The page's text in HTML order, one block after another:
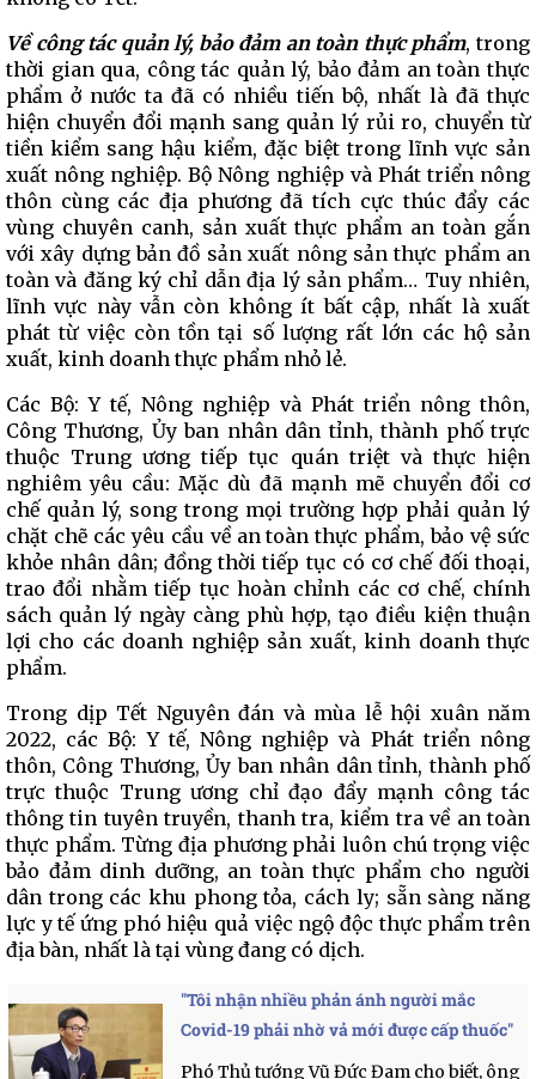
Về công tác quản lý, bảo đảm an toàn thực phẩm, trong
thời gian qua, công tác quản lý, bảo đảm an toàn thực
phẩm ở nước ta đã có nhiều tiến bộ, nhất là đã thực
hiện chuyển đổi mạnh sang quản lý rủi ro, chuyển từ
tiền kiểm sang hậu kiểm, đặc biệt trong lĩnh vực sản
xuất nông nghiệp. Bộ Nông nghiệp và Phát triển nông
thôn cùng các địa phương đã tích cực thúc đẩy các
vùng chuyên canh, sản xuất thực phẩm an toàn gắn
với xây dựng bản đồ sản xuất nông sản thực phẩm an
toàn và đăng ký chỉ dẫn địa lý sản phẩm… Tuy nhiên,
lĩnh vực này vẫn còn không ít bất cập, nhất là xuất
phát từ việc còn tồn tại số lượng rất lớn các hộ sản
xuất, kinh doanh thực phẩm nhỏ lẻ.
Các Bộ: Y tế, Nông nghiệp và Phát triển nông thôn,
Công Thương, Ủy ban nhân dân tỉnh, thành phố trực
thuộc Trung ương tiếp tục quán triệt và thực hiện
nghiêm yêu cầu: Mặc dù đã mạnh mẽ chuyển đổi cơ
chế quản lý, song trong mọi trường hợp phải quản lý
chặt chẽ các yêu cầu về an toàn thực phẩm, bảo vệ sức
khỏe nhân dân; đồng thời tiếp tục có cơ chế đối thoại,
trao đổi nhằm tiếp tục hoàn chỉnh các cơ chế, chính
sách quản lý ngày càng phù hợp, tạo điều kiện thuận
lợi cho các doanh nghiệp sản xuất, kinh doanh thực
phẩm.
Trong dịp Tết Nguyên đán và mùa lễ hội xuân năm
2022, các Bộ: Y tế, Nông nghiệp và Phát triển nông
thôn, Công Thương, Ủy ban nhân dân tỉnh, thành phố
trực thuộc Trung ương chỉ đạo đẩy mạnh công tác
thông tin tuyên truyền, thanh tra, kiểm tra về an toàn
thực phẩm. Từng địa phương phải luôn chú trọng việc
bảo đảm dinh dưỡng, an toàn thực phẩm cho người
dân trong các khu phong tỏa, cách ly; sẵn sàng năng
lực y tế ứng phó hiệu quả việc ngộ độc thực phẩm trên
địa bàn, nhất là tại vùng đang có dịch.
"Tôi nhận nhiều phản ánh người mắc
Covid-19 phải nhờ vả mới được cấp thuốc"
Phó Thủ tướng Vũ Đức Đam cho biết, ông